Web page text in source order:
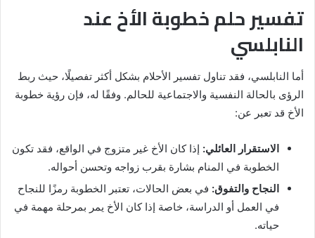
تفسير حلم خطوبة الأخ عند
النابلسي
أما النابلسي، فقد تناول تفسير الأحلام بشكل أكثر تفصيلًا، حيث ربط
الرؤى بالحالة النفسية والاجتماعية للحالم. وفقًا له، فإن رؤية خطوبة
الأخ قد تعبر عن:
الاستقرار العائلي: إذا كان الأخ غير متزوج في الواقع، فقد تكون
الخطوبة في المنام بشارة بقرب زواجه وتحسن أحواله.
النجاح والتفوق: في بعض الحالات، تعتبر الخطوبة رمزًا للنجاح
في العمل أو الدراسة، خاصة إذا كان الأخ يمر بمرحلة مهمة في
حياته.